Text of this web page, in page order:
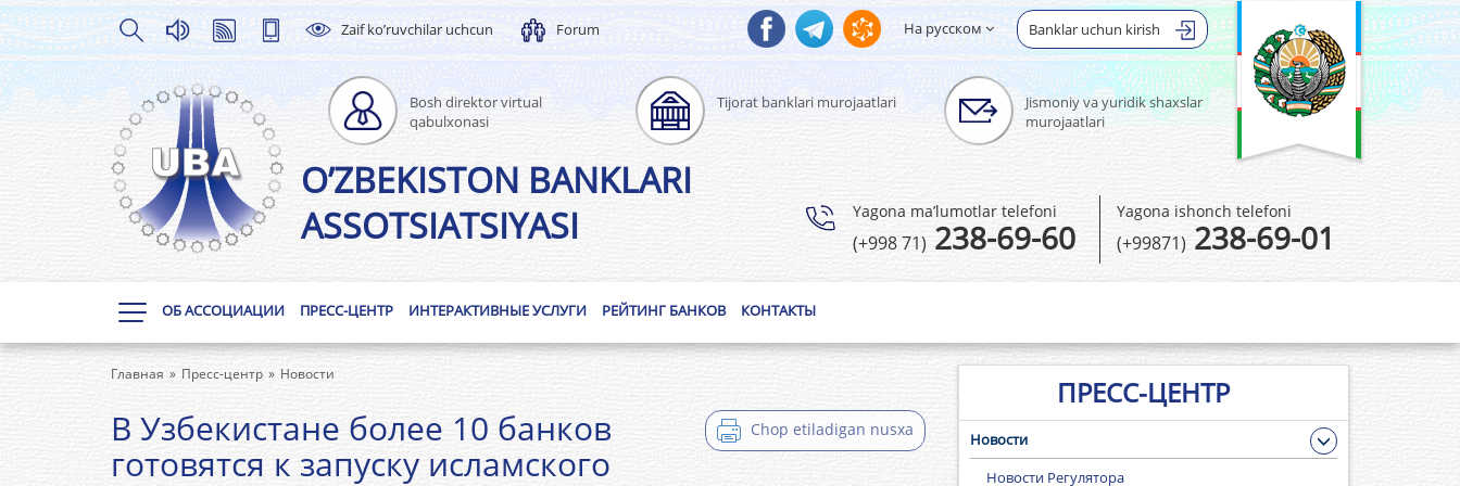
Zaif ko’ruvchilar uchcun Forum Banklar uchun kirish
На русском
Bosh direktor virtual
qabulxonasi
Tijorat banklari murojaatlari
Jismoniy va yuridik shaxslar
murojaatlari
O’ZBEKISTON BANKLARI
ASSOTSIATSIYASI
Yagona ma’lumotlar telefoni
(+998 71)238-69-60
Yagona ishonch telefoni
(+99871) 238-69-01
ОБ АССОЦИАЦИИ ПРЕСС-ЦЕНТР ИНТЕРАКТИВНЫЕ УСЛУГИ РЕЙТИНГ БАНКОВ КОНТАКТЫ
Главная Пресс-центр Новости
Chop etiladigan nusxa
В Узбекистане более 10 банков
готовятся к запуску исламского
ПРЕСС-ЦЕНТР
Новости
Новости Регулятора